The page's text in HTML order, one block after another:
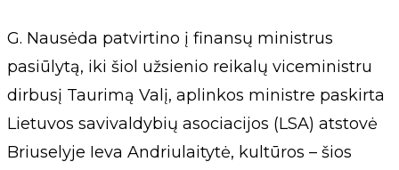
G. Nausėda patvirtino į finansų ministrus
pasiūlytą, iki šiol užsienio reikalų viceministru
dirbusį Taurimą Valį, aplinkos ministre paskirta
Lietuvos savivaldybių asociacijos (LSA) atstovė
Briuselyje Ieva Andriulaitytė, kultūros – šios